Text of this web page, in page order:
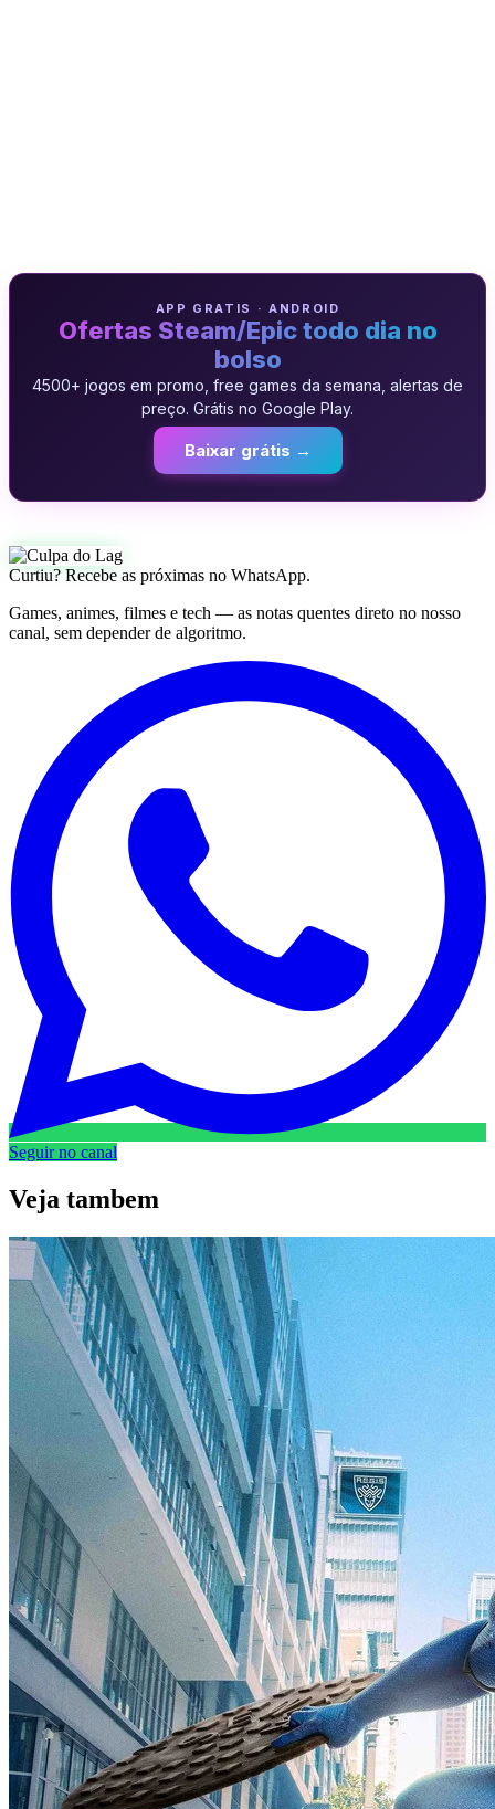
APP GRATIS · ANDROID
Ofertas Steam/Epic todo dia no
bolso
4500+ jogos em promo, free games da semana, alertas de
preço. Grátis no Google Play.
Baixar grátis →
Curtiu? Recebe as próximas no WhatsApp.
Games, animes, filmes e tech — as notas quentes direto no nosso
canal, sem depender de algoritmo.
Seguir no canal
Veja tambem